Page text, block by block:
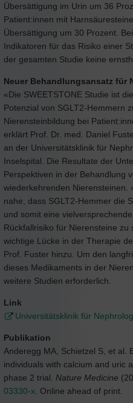
Übersättigung im Urin um 36
Patient:innen mit
Übersättigung um 30 Prozent.
Indikatoren für das Risiko einer
der gesamten Studie keine
Neuer Behandlungsansatz für
«Die SWEETSTONE Studie ist
Potenzial von SGLT2-Hemmern
Nierensteinbildung bei
erklärt Prof. Dr. med. Daniel
an der Universitätsklinik für
Inselspital. Die Resultate der
Perspektiven in der Behandlung
wiederkehrenden Nierensteinen.
nahe, dass SGLT2-Hemmer die
und somit eine
Rückfallrisiko für Nierensteine
wichtige Lücke in der Therapie
Prof. Fuster hinzu. Um den
dieses Medikaments in der
weitere Studien erforderlich.
Link
Universitätsklinik für
Publikation
Anderegg MA, Schietzel S, et al.
individuals with calcium and uric
phase 2 trial. Nature Medicine
03330-x . Online ahead of print.